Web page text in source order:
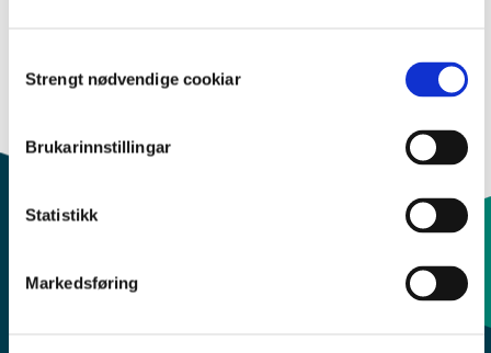
Selection
Strengt nødvendige cookiar
Brukarinnstillingar
Statistikk
Markedsføring
Tilgjengelig for: Alle
Kontaktinfo og opningstider